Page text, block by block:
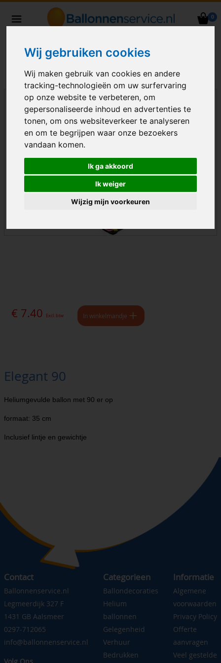
Wij gebruiken cookies
Wij maken gebruik van cookies en andere
tracking-technologieën om uw surfervaring
op onze website te verbeteren, om
gepersonaliseerde inhoud en advertenties te
tonen, om ons websiteverkeer te analyseren
en om te begrijpen waar onze bezoekers
vandaan komen.
Ik ga akkoord
Ik weiger
Wijzig mijn voorkeuren
0
Nederland
€ 7.40 Excl. btw In winkelmandje
Elegant 90
Heliumgevulde ballon met 90 er op
formaat: 35 cm
Inclusief lintje en gewichtje
Contact
Ballonnenservice.nl
Legmeerdijk 327 F
1431 GB Aalsmeer
0297-712065
info@ballonnenservice.nl
Categorieen
Ballondecoraties
Helium
ballonnen
Gelegenheid
Verhuur
Bedrukken
Informatie
Algemene
voorwaarden
Privacy Policy
Offerte
aanvragen
Veel gestelde